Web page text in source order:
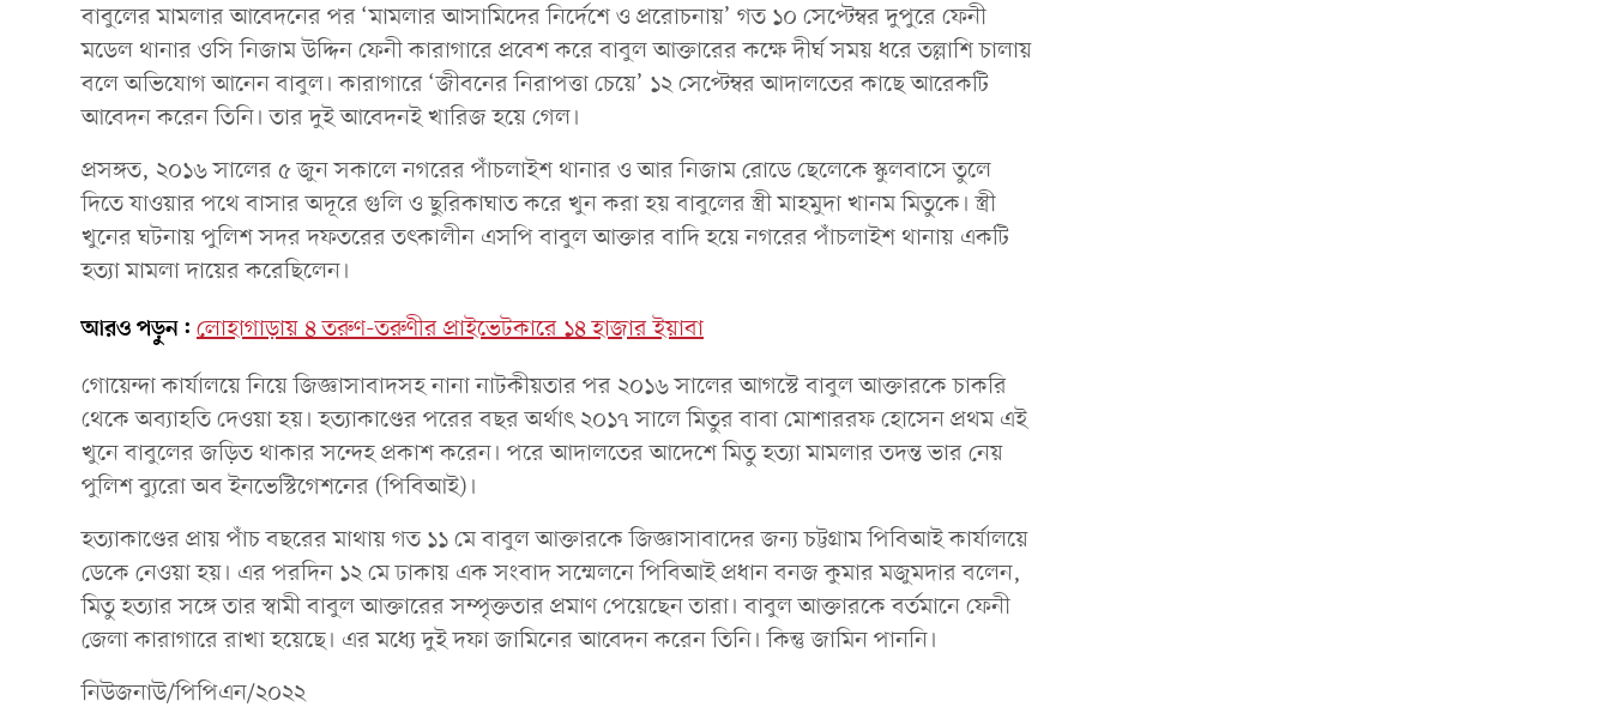
বাবুলের মামলার আবেদনের পর ‘মামলার আসামিদের নির্দেশে ও প্ররোচনায়’ গত ১০ সেপ্টেম্বর দুপুরে ফেনী
মডেল থানার ওসি নিজাম উদ্দিন ফেনী কারাগারে প্রবেশ করে বাবুল আক্তারের কক্ষে দীর্ঘ সময় ধরে তল্লাশি চালায়
বলে অভিযোগ আনেন বাবুল। কারাগারে ‘জীবনের নিরাপত্তা চেয়ে’ ১২ সেপ্টেম্বর আদালতের কাছে আরেকটি
আবেদন করেন তিনি। তার দুই আবেদনই খারিজ হয়ে গেল।
প্রসঙ্গত, ২০১৬ সালের ৫ জুন সকালে নগরের পাঁচলাইশ থানার ও আর নিজাম রোডে ছেলেকে স্কুলবাসে তুলে
দিতে যাওয়ার পথে বাসার অদূরে গুলি ও ছুরিকাঘাত করে খুন করা হয় বাবুলের স্ত্রী মাহমুদা খানম মিতুকে। স্ত্রী
খুনের ঘটনায় পুলিশ সদর দফতরের তৎকালীন এসপি বাবুল আক্তার বাদি হয়ে নগরের পাঁচলাইশ থানায় একটি
হত্যা মামলা দায়ের করেছিলেন।
আরও পড়ুন: লোহাগাড়ায় ৪ তরুণ-তরুণীর প্রাইভেটকারে ১৪ হাজার ইয়াবা
গোয়েন্দা কার্যালয়ে নিয়ে জিজ্ঞাসাবাদসহ নানা নাটকীয়তার পর ২০১৬ সালের আগস্টে বাবুল আক্তারকে চাকরি
থেকে অব্যাহতি দেওয়া হয়। হত্যাকাণ্ডের পরের বছর অর্থাৎ ২০১৭ সালে মিতুর বাবা মোশাররফ হোসেন প্রথম এই
খুনে বাবুলের জড়িত থাকার সন্দেহ প্রকাশ করেন। পরে আদালতের আদেশে মিতু হত্যা মামলার তদন্ত ভার নেয়
পুলিশ ব্যুরো অব ইনভেস্টিগেশনের (পিবিআই)।
হত্যাকাণ্ডের প্রায় পাঁচ বছরের মাথায় গত ১১ মে বাবুল আক্তারকে জিজ্ঞাসাবাদের জন্য চট্টগ্রাম পিবিআই কার্যালয়ে
ডেকে নেওয়া হয়। এর পরদিন ১২ মে ঢাকায় এক সংবাদ সম্মেলনে পিবিআই প্রধান বনজ কুমার মজুমদার বলেন,
মিতু হত্যার সঙ্গে তার স্বামী বাবুল আক্তারের সম্পৃক্ততার প্রমাণ পেয়েছেন তারা। বাবুল আক্তারকে বর্তমানে ফেনী
জেলা কারাগারে রাখা হয়েছে। এর মধ্যে দুই দফা জামিনের আবেদন করেন তিনি। কিন্তু জামিন পাননি।
নিউজনাউ/পিপিএন/২০২২